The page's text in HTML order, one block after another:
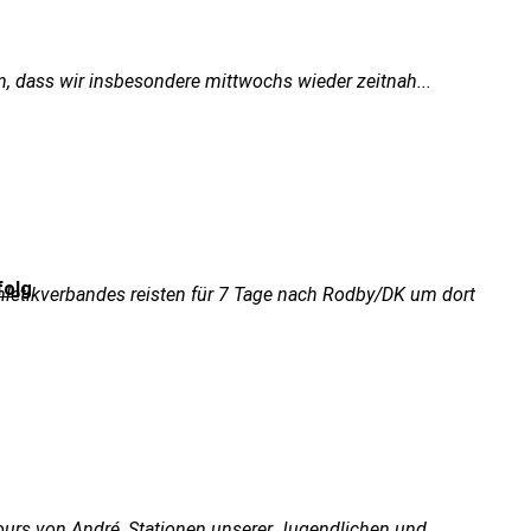
dass wir insbesondere mittwochs wieder zeitnah...
reisten für 7 Tage nach Rodby/DK um dort